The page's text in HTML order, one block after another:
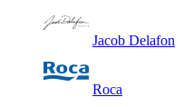
Jacob Delafon
Roca